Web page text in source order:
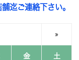
迄ご連絡下さい。
»
金 土